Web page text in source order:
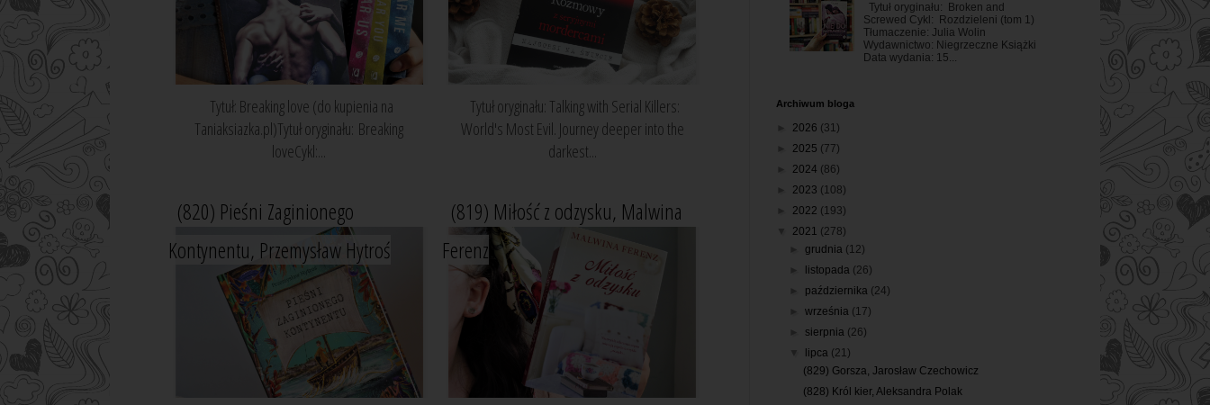
Tytuł: Breaking love (do kupienia na
Taniaksiazka.pl)Tytuł oryginału: Breaking
loveCykl:...
Tytuł oryginału: Talking with Serial Killers:
World's Most Evil. Journey deeper into the
darkest...
(820) Pieśni Zaginionego
Kontynentu, Przemysław Hytroś
(819) Miłość z odzysku, Malwina
Ferenz
Tytuł oryginału: Broken and
Screwed Cykl: Rozdzieleni (tom 1)
Tłumaczenie: Julia Wolin
Wydawnictwo: Niegrzeczne Książki
Data wydania: 15...
Archiwum bloga
2026 (31)
2025 (77)
2024 (86)
2023 (108)
2022 (193)
2021 (278)
►grudnia (12)
listopada (26)
października (24)
►września (17)
sierpnia (26)
lipca (21)
(829) Gorsza, Jarosław Czechowicz
(828) Król kier, Aleksandra Polak